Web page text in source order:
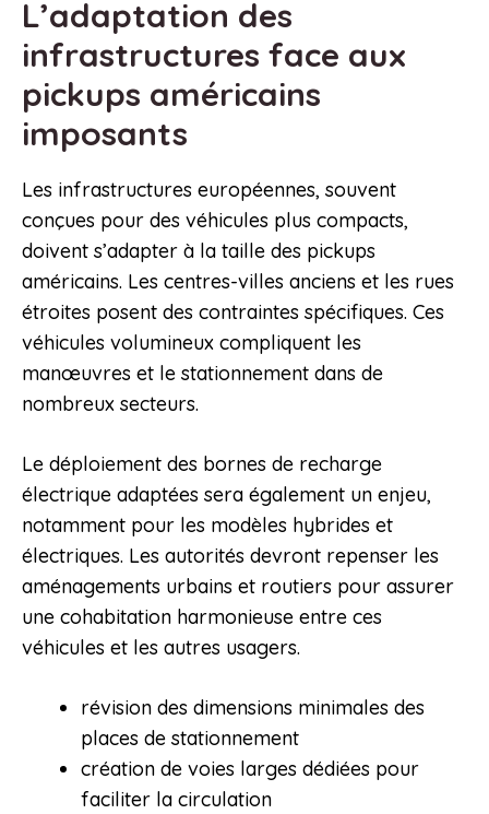
L’adaptation des
infrastructures face aux
pickups américains
imposants
Les infrastructures européennes, souvent
conçues pour des véhicules plus compacts,
doivent s’adapter à la taille des pickups
américains. Les centres-villes anciens et les rues
étroites posent des contraintes spécifiques. Ces
véhicules volumineux compliquent les
manœuvres et le stationnement dans de
nombreux secteurs.
Le déploiement des bornes de recharge
électrique adaptées sera également un enjeu,
notamment pour les modèles hybrides et
électriques. Les autorités devront repenser les
aménagements urbains et routiers pour assurer
une cohabitation harmonieuse entre ces
véhicules et les autres usagers.
révision des dimensions minimales des
places de stationnement
création de voies larges dédiées pour
faciliter la circulation